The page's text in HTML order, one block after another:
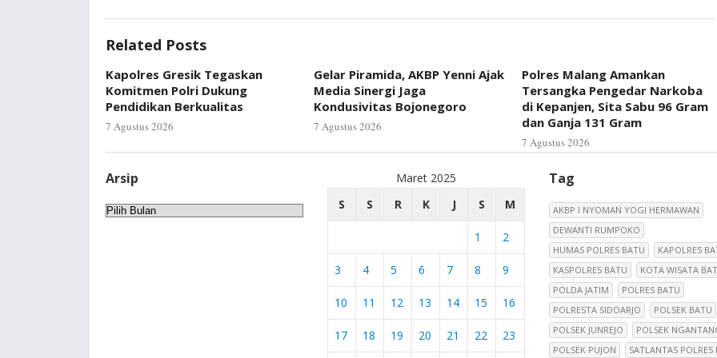
Related Posts
Kapolres Gresik Tegaskan
Komitmen Polri Dukung
Pendidikan Berkualitas
7 Agustus 2026
Gelar Piramida, AKBP Yenni Ajak
Media Sinergi Jaga
Kondusivitas Bojonegoro
7 Agustus 2026
Polres Malang Amankan
Tersangka Pengedar Narkoba
di Kepanjen, Sita Sabu 96 Gram
dan Ganja 131 Gram
7 Agustus 2026
Arsip
Arsip
Maret 2025
S
S R K J S M
1 2
3 4 5 6 7 8 9
10 11 12 13 14 15 16
17 18 19 20 21 22 23
Tag
AKBP I NYOMAN YOGI HERMAWAN
DEWANTI RUMPOKO
HUMAS POLRES BATU
KAPOLRES
KASPOLRES BATU
KOTA WISATA
POLDA JATIM
POLRES BATU
POLRESTA SIDOARJO
POLSEK BATU
POLSEK JUNREJO
POLSEK
POLSEK PUJON
SATLANTAS POLRES